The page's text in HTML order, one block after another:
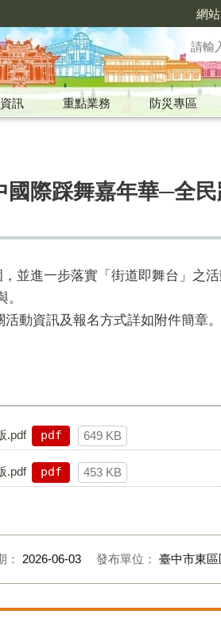
網
訊 重點業務
防災專區
際踩舞嘉年華─全
並進一步落實「街道即舞台」之
動資訊及報名方式詳如附件簡章。
.pdf pdf 649 KB
.pdf pdf 453 KB
： 2026-06-03 發布單位： 臺中市東